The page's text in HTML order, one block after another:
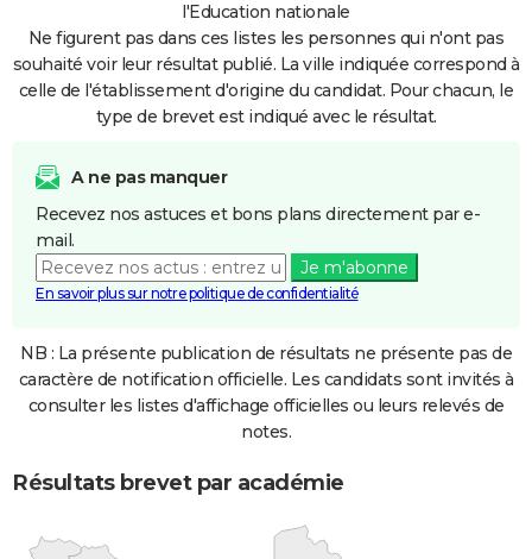
l'Education nationale
Ne figurent pas dans ces listes les personnes qui n'ont pas
souhaité voir leur résultat publié. La ville indiquée correspond à
celle de l'établissement d'origine du candidat. Pour chacun, le
type de brevet est indiqué avec le résultat.
A ne pas manquer
Recevez nos astuces et bons plans directement par e-
mail.
Je m'abonne
En savoir plus sur notre politique de confidentialité
NB : La présente publication de résultats ne présente pas de
caractère de notification officielle. Les candidats sont invités à
consulter les listes d'affichage officielles ou leurs relevés de
notes.
Résultats brevet par académie